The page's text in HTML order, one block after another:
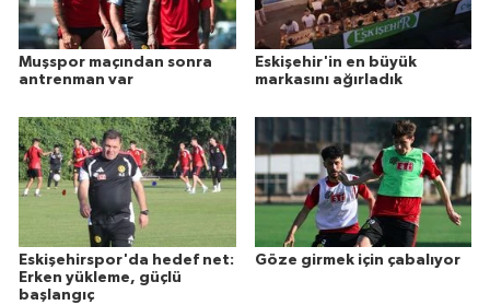
Muşspor maçından sonra
antrenman var
Eskişehir'in en büyük
markasını ağırladık
Eskişehirspor'da hedef net:
Erken yükleme, güçlü
başlangıç
Göze girmek için çabalıyor